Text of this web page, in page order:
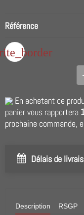
Référence
En achetant ce
panier vous rapportera
prochaine commande,
Délais de
Description RSGP